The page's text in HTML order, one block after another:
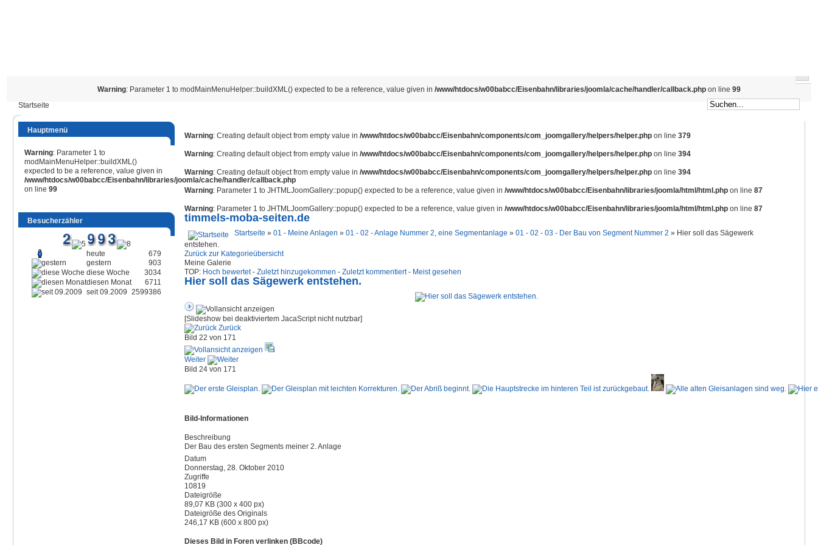
Warning: Parameter 1 to modMainMenuHelper::buildXML() expected to be a reference, value given in /www/htdocs/w00babcc/Eisenbahn/libraries/joomla/cache/handler/callback.phpon line 99
Startseite
Hauptmenü
Warning: Parameter 1 to
modMainMenuHelper::buildXML()
expected to be a reference, value given in
/www/htdocs/w00babcc/Eisenbahn/libraries/joomla/cache/handler/callback.php
on line 99
Besucherzähler
heute
679
gestern
903
diese Woche
3034
diesen Monat
6711
seit 09.2009 2599386
Warning: Creating default object from empty value in /www/htdocs/w00babcc/Eisenbahn/components/com_joomgallery/helpers/helper.phpon line 379
Warning: Creating default object from empty value in /www/htdocs/w00babcc/Eisenbahn/components/com_joomgallery/helpers/helper.phpon line 394
Warning: Creating default object from empty value in /www/htdocs/w00babcc/Eisenbahn/components/com_joomgallery/helpers/helper.phpon line 394
Warning: Parameter 1 to JHTMLJoomGallery::popup() expected to be a reference, value given in /www/htdocs/w00babcc/Eisenbahn/libraries/joomla/html/html.phpon line 87
Warning: Parameter 1 to JHTMLJoomGallery::popup() expected to be a reference, value given in /www/htdocs/w00babcc/Eisenbahn/libraries/joomla/html/html.phpon line 87
timmels-moba-seiten.de
Startseite » 01 - Meine Anlagen » 01 - 02 - Anlage Nummer 2, eine Segmentanlage » 01 - 02 - 03 - Der Bau von Segment Nummer 2 » Hier soll das Sägewerk
entstehen.
Zurück zur Kategorieübersicht
Meine Galerie
TOP: Hoch bewertet- Zuletzt hinzugekommen - Zuletzt kommentiert- Meist gesehen
Hier soll das Sägewerk entstehen.
[Slideshow bei deaktiviertem JacaScript nicht nutzbar]
Zurück
Bild 22 von 171
Weiter
Bild 24 von 171
Bild-Informationen
Beschreibung
Der Bau des ersten Segments meiner 2. Anlage
Datum
Donnerstag, 28. Oktober 2010
Zugriffe
10819
Dateigröße
89,07 KB (300 x 400 px)
Dateigröße des Originals
246,17 KB (600 x 800 px)
Dieses Bild in Foren verlinken (BBcode)